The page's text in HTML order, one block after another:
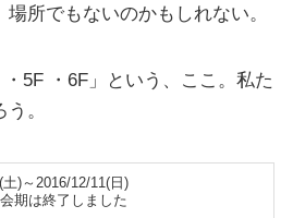
所でもないのかもしれない。
・5F ・6F」という、ここ。私た
。
)～2016/12/11(日)
期は終了しました